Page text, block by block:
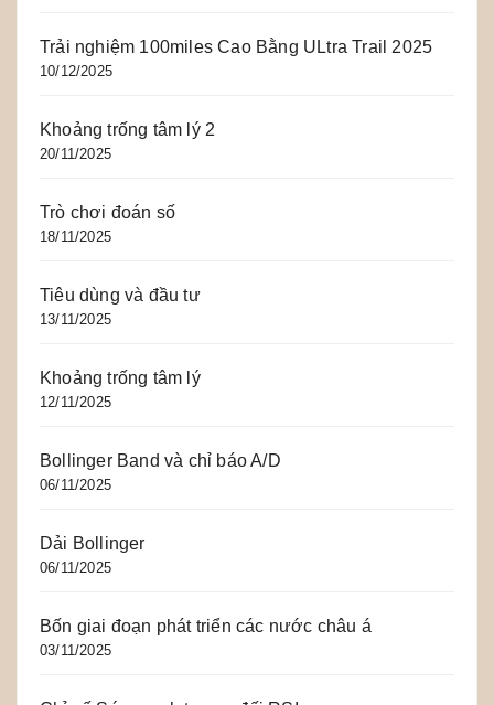
Trải nghiệm 100miles Cao Bằng ULtra Trail 2025
10/12/2025
Khoảng trống tâm lý 2
20/11/2025
Trò chơi đoán số
18/11/2025
Tiêu dùng và đầu tư
13/11/2025
Khoảng trống tâm lý
12/11/2025
Bollinger Band và chỉ báo A/D
06/11/2025
Dải Bollinger
06/11/2025
Bốn giai đoạn phát triển các nước châu á
03/11/2025